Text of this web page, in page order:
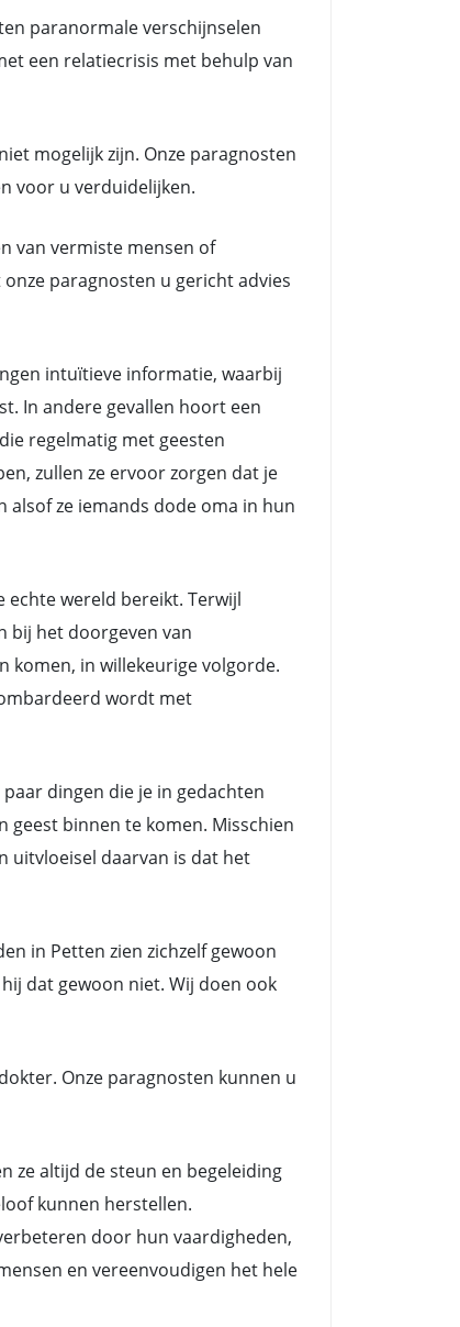
paranormale verschijnselen
een relatiecrisis met behulp van
mogelijk zijn. Onze paragnosten
voor u verduidelijken.
van vermiste mensen of
paragnosten u gericht advies
intuïtieve informatie, waarbij
In andere gevallen hoort een
regelmatig met geesten
zullen ze ervoor zorgen dat je
ze iemands dode oma in hun
echte wereld bereikt. Terwijl
bij het doorgeven van
komen, in willekeurige volgorde.
wordt met
dingen die je in gedachten
geest binnen te komen. Misschien
uitvloeisel daarvan is dat het
in Petten zien zichzelf gewoon
dat gewoon niet. Wij doen ook
Onze paragnosten kunnen u
ze altijd de steun en begeleiding
kunnen herstellen.
door hun vaardigheden,
en vereenvoudigen het hele